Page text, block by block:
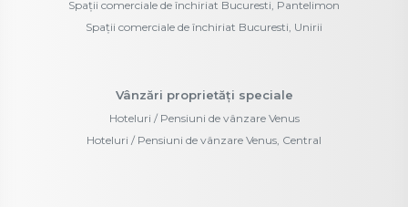
Spații comerciale de închiriat Bucuresti, Pantelimon
Spații comerciale de închiriat Bucuresti, Unirii
Vânzări proprietăți speciale
Hoteluri / Pensiuni de vânzare Venus
Hoteluri / Pensiuni de vânzare Venus, Central